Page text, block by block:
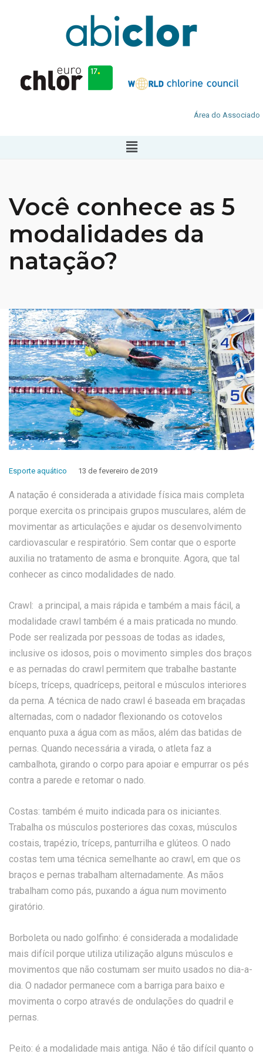
Área do Associado
Você conhece as 5
modalidades da
natação?
Esporte aquático 13 de fevereiro de 2019
A natação é considerada a atividade física mais completa
porque exercita os principais grupos musculares, além de
movimentar as articulações e ajudar os desenvolvimento
cardiovascular e respiratório. Sem contar que o esporte
auxilia no tratamento de asma e bronquite. Agora, que tal
conhecer as cinco modalidades de nado.
Crawl: a principal, a mais rápida e também a mais fácil, a
modalidade crawl também é a mais praticada no mundo.
Pode ser realizada por pessoas de todas as idades,
inclusive os idosos, pois o movimento simples dos braços
e as pernadas do crawl permitem que trabalhe bastante
bíceps, tríceps, quadríceps, peitoral e músculos interiores
da perna. A técnica de nado crawl é baseada em braçadas
alternadas, com o nadador flexionando os cotovelos
enquanto puxa a água com as mãos, além das batidas de
pernas. Quando necessária a virada, o atleta faz a
cambalhota, girando o corpo para apoiar e empurrar os pés
contra a parede e retomar o nado.
Costas: também é muito indicada para os iniciantes.
Trabalha os músculos posteriores das coxas, músculos
costais, trapézio, tríceps, panturrilha e glúteos. O nado
costas tem uma técnica semelhante ao crawl, em que os
braços e pernas trabalham alternadamente. As mãos
trabalham como pás, puxando a água num movimento
giratório.
Borboleta ou nado golfinho: é considerada a modalidade
mais difícil porque utiliza utilização alguns músculos e
movimentos que não costumam ser muito usados no dia-a-
dia. O nadador permanece com a barriga para baixo e
movimenta o corpo através de ondulações do quadril e
pernas.
Peito: é a modalidade mais antiga. Não é tão difícil quanto o